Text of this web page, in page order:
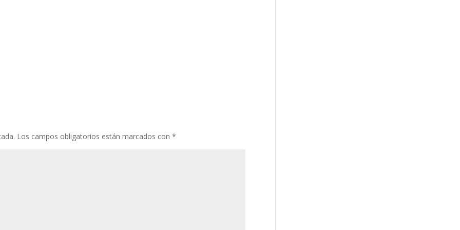
Los campos obligatorios están marcados con*